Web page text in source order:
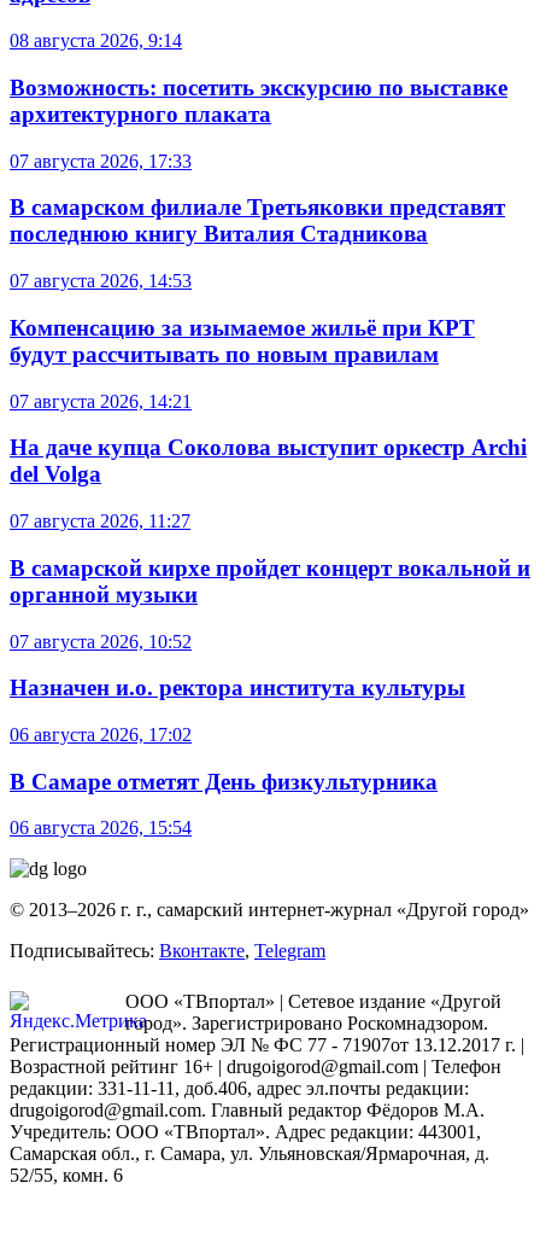
08 августа 2026, 9:14
Возможность: посетить экскурсию по выставке
архитектурного плаката
07 августа 2026, 17:33
В самарском филиале Третьяковки представят
последнюю книгу Виталия Стадникова
07 августа 2026, 14:53
Компенсацию за изымаемое жильё при КРТ
будут рассчитывать по новым правилам
07 августа 2026, 14:21
На даче купца Соколова выступит оркестр Archi
del Volga
07 августа 2026, 11:27
В самарской кирхе пройдет концерт вокальной и
органной музыки
07 августа 2026, 10:52
Назначен и.о. ректора института культуры
06 августа 2026, 17:02
В Самаре отметят День физкультурника
06 августа 2026, 15:54
© 2013–2026 г. г., самарский интернет-журнал «Другой город»
Подписывайтесь: Вконтакте, Telegram
ООО «ТВпортал» | Сетевое издание «Другой
город». Зарегистрировано Роскомнадзором.
Регистрационный номер ЭЛ № ФС 77 - 71907от 13.12.2017 г. |
Возрастной рейтинг 16+ | drugoigorod@gmail.com | Телефон
редакции: 331-11-11, доб.406, адрес эл.почты редакции:
drugoigorod@gmail.com. Главный редактор Фёдоров М.А.
Учредитель: ООО «ТВпортал». Адрес редакции: 443001,
Самарская обл., г. Самара, ул. Ульяновская/Ярмарочная, д.
52/55, комн. 6